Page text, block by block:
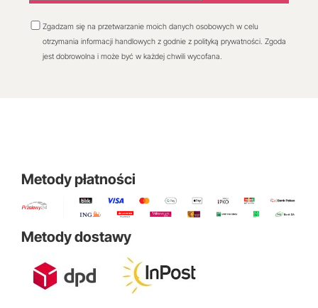
Zgadzam się na przetwarzanie moich danych osobowych w celu
otrzymania informacji handlowych z godnie z polityką prywatności. Zgoda
jest dobrowolna i może być w każdej chwili wycofana.
Metody płatności
Metody dostawy